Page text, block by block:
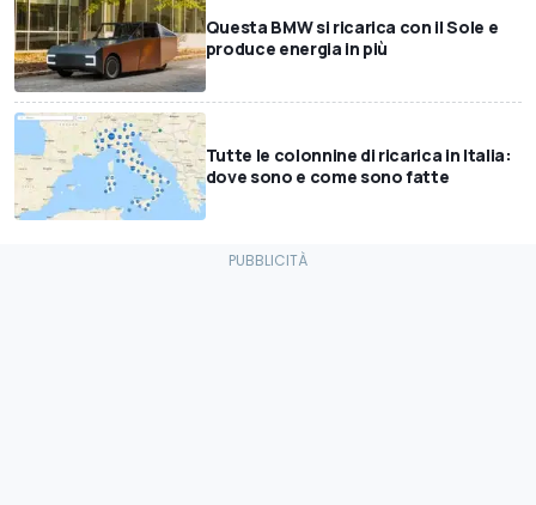
Questa BMW si ricarica con il Sole e
produce energia in più
Tutte le colonnine di ricarica in Italia:
dove sono e come sono fatte